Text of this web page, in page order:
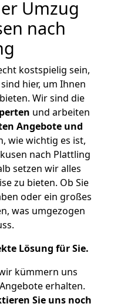
Umzug
nach
kostspielig sein,
hier, um Ihnen
Wir sind die
und arbeiten
Angebote und
wie wichtig es ist,
nach Plattling
setzen wir alles
zu bieten. Ob Sie
oder ein großes
was umgezogen
Lösung für Sie.
kümmern uns
erhalten.
Sie uns noch